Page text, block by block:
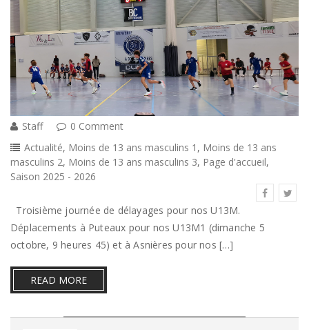
Staff
0 Comment
Actualité, Moins de 13 ans masculins 1 , Moins de 13 ans
masculins 2, Moins de 13 ans masculins 3, Page d'accueil,
Saison 2025 - 2026
Troisième journée de délayages pour nos U13M.
Déplacements à Puteaux pour nos U13M1 (dimanche 5
octobre, 9 heures 45) et à Asnières pour nos […]
READ MORE